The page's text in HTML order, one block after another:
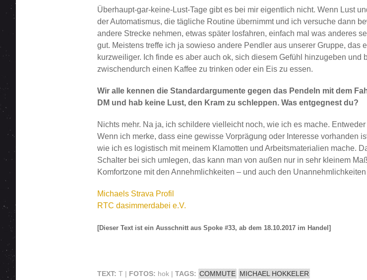
Überhaupt-gar-keine-Lust-Tage gibt es bei mir eigentlich nicht. Wenn Lust
der Automatismus, die tägliche Routine übernimmt und ich versuche dann
andere Strecke nehmen, etwas später losfahren, einfach mal was anderes
gut. Meistens treffe ich ja sowieso andere Pendler aus unserer Gruppe, das
kurzweiliger. Ich finde es aber auch ok, sich diesem Gefühl hinzugeben und
zwischendurch einen Kaffee zu trinken oder ein Eis zu essen.
Wir alle kennen die Standardargumente gegen das Pendeln mit dem
DM und hab keine Lust, den Kram zu schleppen. Was entgegnest du?
Nichts mehr. Na ja, ich schildere vielleicht noch, wie ich es mache.
Wenn ich merke, dass eine gewisse Vorprägung oder Interesse vorhanden
wie ich es logistisch mit meinem Klamotten und Arbeitsmaterialien mache.
Schalter bei sich umlegen, das kann man von außen nur in sehr kleinem
Komfortzone mit den Annehmlichkeiten – und auch den
Michaels Strava Profil
RTC dasimmerdabei e.V.
[Dieser Text ist ein Ausschnitt aus Spoke #33, ab dem 18.10.2017 im Handel]
TEXT: T | FOTOS: hok | TAGS: COMMUTE MICHAEL HOKKELER